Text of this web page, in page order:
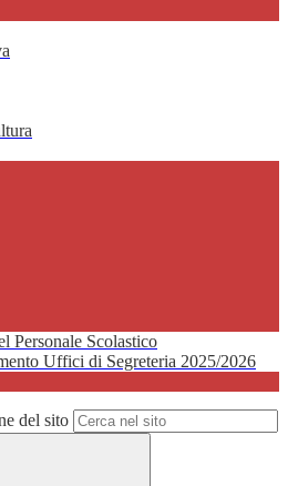
Personale Scolastico
Uffici di Segreteria 2025/2026
del sito